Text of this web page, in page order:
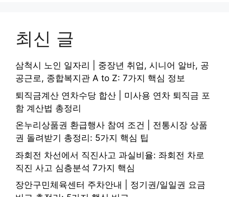
최신 글
삼척시 노인 일자리 | 중장년 취업, 시니어 알바, 공
공근로, 종합복지관 A to Z: 7가지 핵심 정보
퇴직금계산 연차수당 합산 | 미사용 연차 퇴직금 포
함 계산법 총정리
온누리상품권 환급행사 참여 조건 | 전통시장 상품
권 돌려받기 총정리: 5가지 핵심 팁
좌회전 차선에서 직진사고 과실비율: 좌회전 차로
직진 사고 심층분석 7가지 핵심
장안구민체육센터 주차안내 | 정기권/일일권 요금